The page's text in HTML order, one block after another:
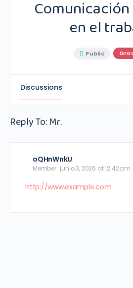
en el
Public
Discussions
Reply To: Mr.
oQHnWnkU
Member junio 3, 2026 at 12:42 pm
http://www.example.com